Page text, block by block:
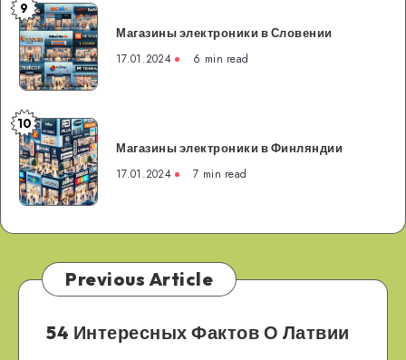
Магазины
электроники
в
Словении
9
Магазины электроники в Словении
17.01.2024 6 min read
Магазины
электроники
в
Финляндии
10
Магазины электроники в Финляндии
17.01.2024 7 min read
Previous Article
54 Интересных Фактов О Латвии